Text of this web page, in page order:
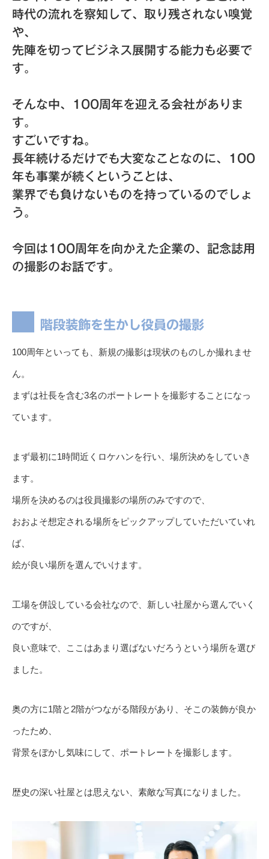
時代の流れを察知して、取り残されない嗅覚
や、
先陣を切ってビジネス展開する能力も必要で
す。
そんな中、100周年を迎える会社がありま
す。
すごいですね。
長年続けるだけでも大変なことなのに、100
年も事業が続くということは、
業界でも負けないものを持っているのでしょ
う。
今回は100周年を向かえた企業の、記念誌用
の撮影のお話です。
階段装飾を生かし役員の撮影
100周年といっても、新規の撮影は現状のものしか撮れませ
ん。
まずは社長を含む3名のポートレートを撮影することになっ
ています。
まず最初に1時間近くロケハンを行い、場所決めをしていき
ます。
場所を決めるのは役員撮影の場所のみですので、
おおよそ想定される場所をピックアップしていただいていれ
ば、
絵が良い場所を選んでいけます。
工場を併設している会社なので、新しい社屋から選んでいく
のですが、
良い意味で、ここはあまり選ばないだろうという場所を選び
ました。
奥の方に1階と2階がつながる階段があり、そこの装飾が良か
ったため、
背景をぼかし気味にして、ポートレートを撮影します。
歴史の深い社屋とは思えない、素敵な写真になりました。